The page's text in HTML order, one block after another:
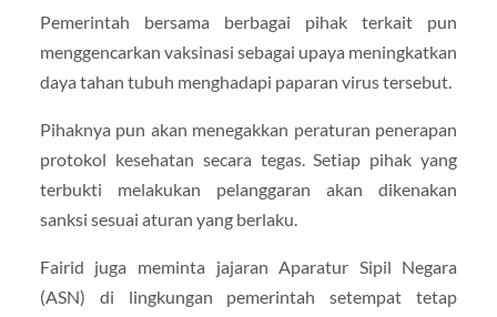
Pemerintah bersama berbagai pihak terkait pun
menggencarkan vaksinasi sebagai upaya meningkatkan
daya tahan tubuh menghadapi paparan virus tersebut.
Pihaknya pun akan menegakkan peraturan penerapan
protokol kesehatan secara tegas. Setiap pihak yang
terbukti melakukan pelanggaran akan dikenakan
sanksi sesuai aturan yang berlaku.
Fairid juga meminta jajaran Aparatur Sipil Negara
(ASN) di lingkungan pemerintah setempat tetap